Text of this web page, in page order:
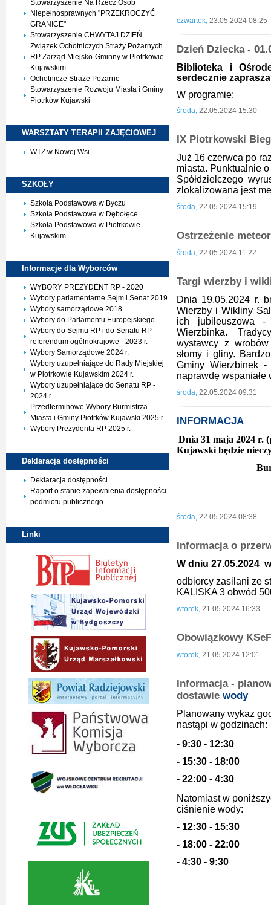
Stowarzyszenie Na Rzecz Osób
Niepełnosprawnych "PRZEKROCZYĆ
GRANICE"
Stowarzyszenie CHWYTAJ DZIEŃ
Związek Ochotniczych Straży Pożarnych
RP Zarząd Miejsko-Gminny w Piotrkowie
Kujawskim
Ochotnicze Straże Pożarne
Stowarzyszenie Rozwoju Miasta i Gminy
Piotrków Kujawski
WARSZTATY TERAPII ZAJĘCIOWEJ
WTZ w Nowej Wsi
SZKOŁY
Szkoła Podstawowa w Byczu
Szkoła Podstawowa w Dębołęce
Szkoła Podstawowa w Piotrkowie
Kujawskim
Informacje dla Wyborców
WYBORY PREZYDENT RP - 2020
Wybory parlamentarne Sejm i Senat 2019
Wybory samorządowe 2018
Wybory do Parlamentu Europejskiego
Wybory do Sejmu RP i do Senatu RP
referendum ogólnokrajowe - 2023 r.
Wybory Samorządowe 2024 r.
Wybory uzupełniające do Rady Miejskiej
w Piotrkowie Kujawskim 2024 r.
Wybory uzupełniające do Senatu RP -
2024 r.
Przedterminowe Wybory Burmistrza
Miasta i Gminy Piotrków Kujawski 2025 r.
Wybory Prezydenta RP 2025 r.
Deklaracja dostępności
Deklaracja dostępności
Raport o stanie zapewnienia dostępności
podmiotu publicznego
Linki
czwartek, 23.05.2024 08:25
Dzień Dziecka -
Biblioteka i
serdecznie
W programie:
środa, 22.05.2024 15:30
IX Piotrkowski
Już 16 czerwca po
miasta. Punktualnie
Spółdzielczego
zlokalizowana jest
środa, 22.05.2024 15:19
Ostrzeżenie
środa, 22.05.2024 11:22
Targi wierzby i
Dnia 19.05.2024 r.
Wierzby i Wikliny
ich jubileuszowa
Wierzbinka.
wystawcy z
słomy i gliny.
Gminy Wierzbinek -
naprawdę wspaniałe
środa, 22.05.2024 09:31
INFORMACJA
Dnia 31 maja 2024 r.
Kujawski będzie
środa, 22.05.2024 08:38
Informacja o
W dniu 27.05.2024
odbiorcy zasilani ze
KALISKA 3 obwód
wtorek, 21.05.2024 16:33
Obowiązkowy
wtorek, 21.05.2024 12:01
Informacja -
dostawie wody
Planowany wykaz
nastąpi w godzinach:
- 9:30 - 12:30
- 15:30 - 18:00
- 22:00 - 4:30
Natomiast w
ciśnienie wody:
- 12:30 - 15:30
- 18:00 - 22:00
- 4:30 - 9:30